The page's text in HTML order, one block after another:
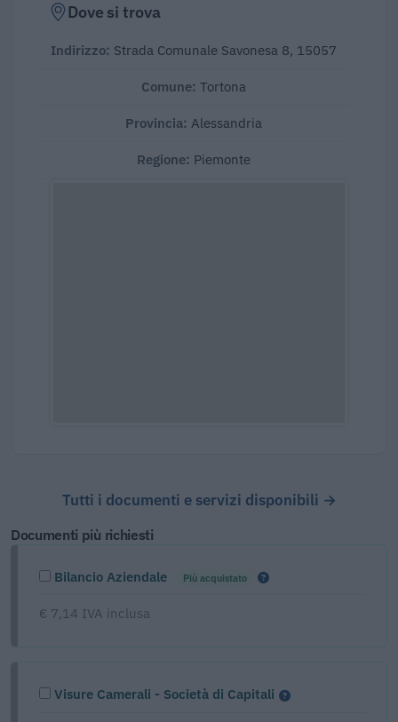
Dove si trova
Indirizzo: Strada Comunale Savonesa 8, 15057
Comune: Tortona
Provincia: Alessandria
Regione: Piemonte
Tutti i documenti e servizi disponibili →
Documenti più richiesti
Bilancio Aziendale Più acquistato
€ 7,14 IVA inclusa
Visure Camerali - Società di Capitali